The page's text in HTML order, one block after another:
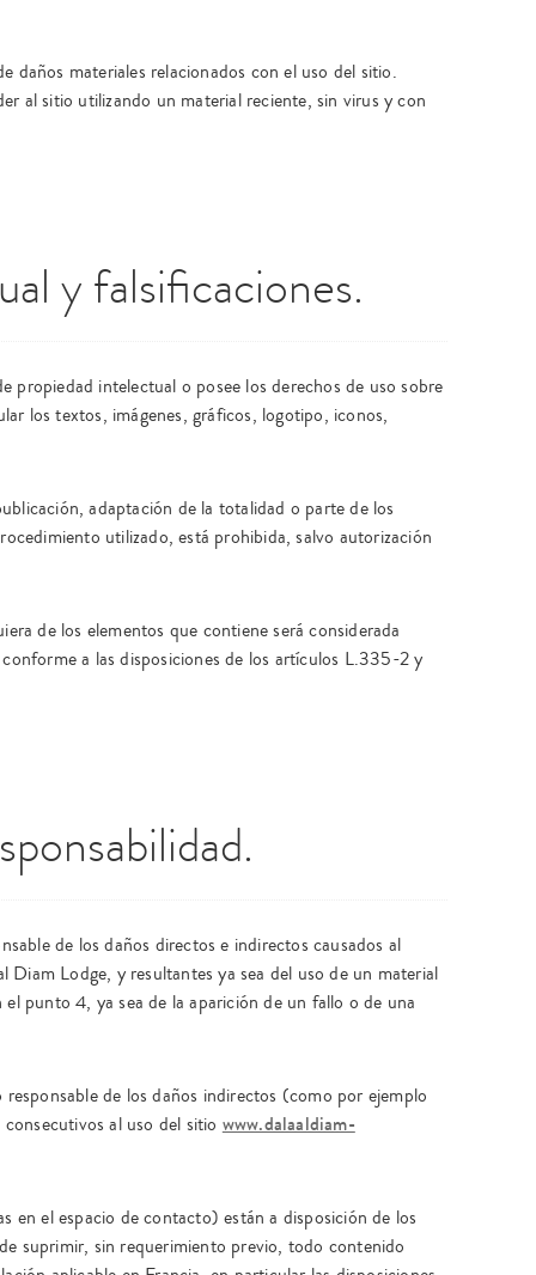
daños materiales relacionados con el uso del sitio.
al sitio utilizando un material reciente, sin virus y con
y falsificaciones.
propiedad intelectual o posee los derechos de uso sobre
los textos, imágenes, gráficos, logotipo, iconos,
adaptación de la totalidad o parte de los
utilizado, está prohibida, salvo autorización
de los elementos que contiene será considerada
a las disposiciones de los artículos L.335-2 y
de los daños directos e indirectos causados al
Lodge, y resultantes ya sea del uso de un material
punto 4, ya sea de la aparición de un fallo o de una
de los daños indirectos (como por ejemplo
al uso del sitio www.dalaaldiam-
en el espacio de contacto) están a disposición de los
suprimir, sin requerimiento previo, todo contenido